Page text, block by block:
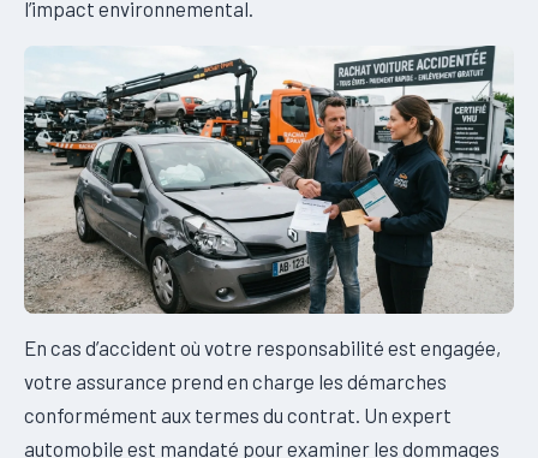
l’impact environnemental.
En cas d’accident où votre responsabilité est engagée,
votre assurance prend en charge les démarches
conformément aux termes du contrat. Un expert
automobile est mandaté pour examiner les dommages